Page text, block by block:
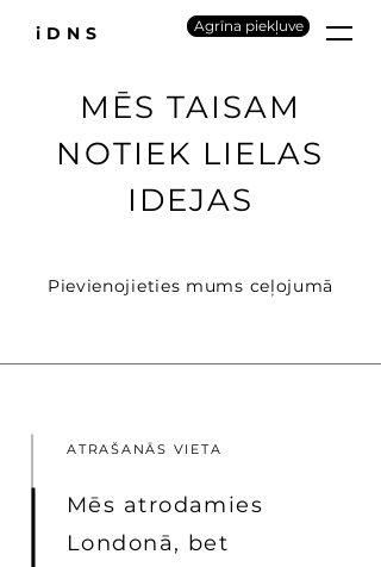
iDNS Agrīna piekļuve
MĒS TAISAM
NOTIEK LIELAS
IDEJAS
Pievienojieties mums ceļojumā
ATRAŠANĀS VIETA
Mēs atrodamies
Londonā, bet